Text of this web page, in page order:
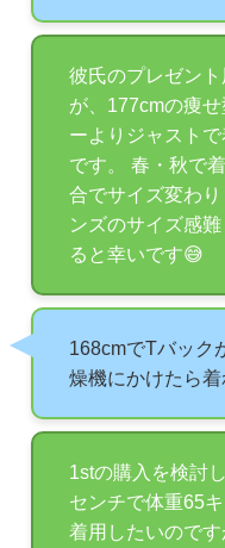
彼氏のプレゼン
が、177cmの痩
ーよりジャスト
です。 春・秋で
合でサイズ変わ
ンズのサイズ感
ると幸いです😅
168cmでTバック
燥機にかけたら
1stの購入を検討
センチで体重65
着用したいので